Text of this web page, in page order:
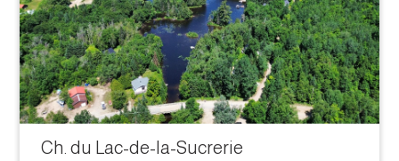
Ch. du Lac-de-la-Sucrerie